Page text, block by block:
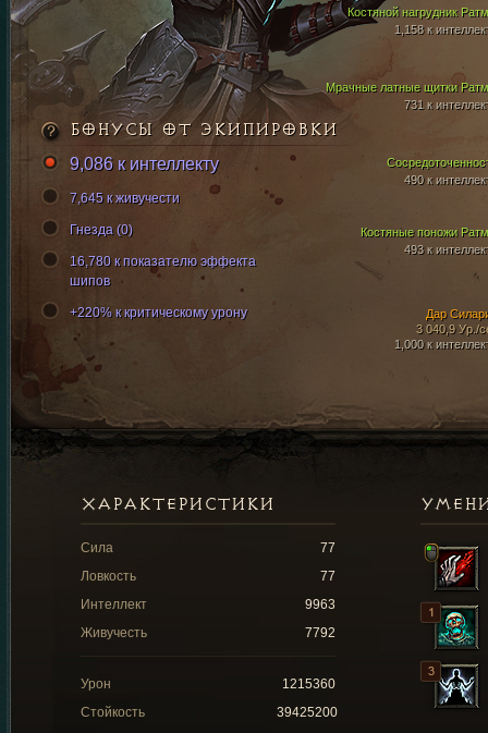
Костяной нагрудник
1,158 к
Мрачные латные щитки
731 к
Костяные поножи
493 к
Дар
3 040,9 Ур./
1,000 к
490 к
БОНУСЫ ОТ ЭКИПИРОВКИ
9,086 к интеллекту
7,645 к живучести
Гнезда (0)
16,780 к показателю эффекта
шипов
+220% к критическому урону
ХАРАКТЕРИСТИКИ
Сила
77
Ловкость
77
Интеллект
9963
Живучесть
7792
Урон
1215360
Стойкость
39425200